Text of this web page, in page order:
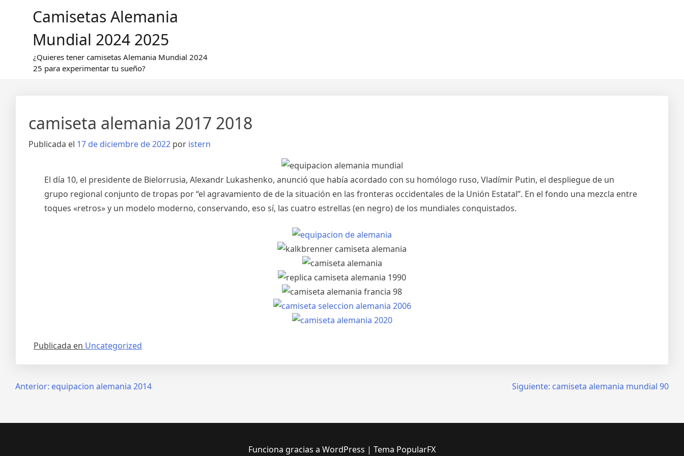
Camisetas Alemania
Mundial 2024 2025
¿Quieres tener camisetas Alemania Mundial 2024
25 para experimentar tu sueño?
camiseta alemania 2017 2018
Publicada el 17 de diciembre de 2022 por istern
El día 10, el presidente de Bielorrusia, Alexandr Lukashenko, anunció que había acordado con su homólogo ruso, Vladímir Putin, el despliegue de un
grupo regional conjunto de tropas por “el agravamiento de de la situación en las fronteras occidentales de la Unión Estatal”. En el fondo una mezcla entre
toques «retros» y un modelo moderno, conservando, eso sí, las cuatro estrellas (en negro) de los mundiales conquistados.
Publicada en Uncategorized
Navegación
entradas
Anterior: equipacion alemania 2014 Siguiente: camiseta alemania mundial 90
Funciona gracias a WordPress | Tema PopularFX